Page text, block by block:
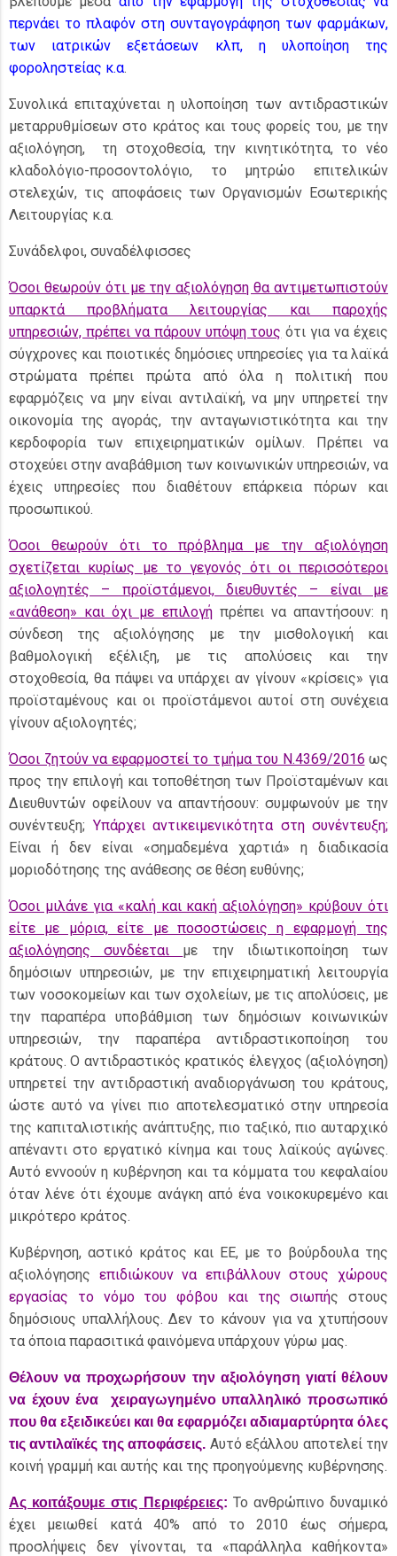
περνάει το πλαφόν στη συνταγογράφηση των φαρμάκων,
των ιατρικών εξετάσεων κλπ, η υλοποίηση της
φοροληστείας κ.α.
Συνολικά επιταχύνεται η υλοποίηση των αντιδραστικών
μεταρρυθμίσεων στο κράτος και τους φορείς του, με την
αξιολόγηση, τη στοχοθεσία, την κινητικότητα, το νέο
κλαδολόγιο-προσοντολόγιο, το μητρώο επιτελικών
στελεχών, τις αποφάσεις των Οργανισμών Εσωτερικής
Λειτουργίας κ.α.
Συνάδελφοι, συναδέλφισσες
Όσοι θεωρούν ότι με την αξιολόγηση θα αντιμετωπιστούν
υπαρκτά προβλήματα λειτουργίας και παροχής
υπηρεσιών, πρέπει να πάρουν υπόψη τους ότι για να έχεις
σύγχρονες και ποιοτικές δημόσιες υπηρεσίες για τα λαϊκά
στρώματα πρέπει πρώτα από όλα η πολιτική που
εφαρμόζεις να μην είναι αντιλαϊκή, να μην υπηρετεί την
οικονομία της αγοράς, την ανταγωνιστικότητα και την
κερδοφορία των επιχειρηματικών ομίλων. Πρέπει να
στοχεύει στην αναβάθμιση των κοινωνικών υπηρεσιών, να
έχεις υπηρεσίες που διαθέτουν επάρκεια πόρων και
προσωπικού.
Όσοι θεωρούν ότι το πρόβλημα με την αξιολόγηση
σχετίζεται κυρίως με το γεγονός ότι οι περισσότεροι
αξιολογητές – προϊστάμενοι, διευθυντές – είναι με
«ανάθεση» και όχι με επιλογήπρέπει να απαντήσουν: η
σύνδεση της αξιολόγησης με την μισθολογική και
βαθμολογική εξέλιξη, με τις απολύσεις και την
στοχοθεσία, θα πάψει να υπάρχει αν γίνουν «κρίσεις» για
προϊσταμένους και οι προϊστάμενοι αυτοί στη συνέχεια
γίνουν αξιολογητές;
Όσοι ζητούν να εφαρμοστεί το τμήμα του Ν.4369/2016 ως
προς την επιλογή και τοποθέτηση των Προϊσταμένων και
Διευθυντών οφείλουν να απαντήσουν: συμφωνούν με την
συνέντευξη; Υπάρχει αντικειμενικότητα στη συνέντευξη;
Είναι ή δεν είναι «σημαδεμένα χαρτιά» η διαδικασία
μοριοδότησης της ανάθεσης σε θέση ευθύνης;
Όσοι μιλάνε για «καλή και κακή αξιολόγηση» κρύβουν ότι
είτε με μόρια, είτε με ποσοστώσεις η εφαρμογή της
αξιολόγησης συνδέεται με την ιδιωτικοποίηση των
δημόσιων υπηρεσιών, με την επιχειρηματική λειτουργία
των νοσοκομείων και των σχολείων, με τις απολύσεις, με
την παραπέρα υποβάθμιση των δημόσιων κοινωνικών
υπηρεσιών, την παραπέρα αντιδραστικοποίηση του
κράτους. Ο αντιδραστικός κρατικός έλεγχος (αξιολόγηση)
υπηρετεί την αντιδραστική αναδιοργάνωση του κράτους,
ώστε αυτό να γίνει πιο αποτελεσματικό στην υπηρεσία
της καπιταλιστικής ανάπτυξης, πιο ταξικό, πιο αυταρχικό
απέναντι στο εργατικό κίνημα και τους λαϊκούς αγώνες.
Αυτό εννοούν η κυβέρνηση και τα κόμματα του κεφαλαίου
όταν λένε ότι έχουμε ανάγκη από ένα νοικοκυρεμένο και
μικρότερο κράτος.
Κυβέρνηση, αστικό κράτος και ΕΕ, με το βούρδουλα της
αξιολόγησης επιδιώκουν να επιβάλλουν στους χώρους
εργασίας το νόμο του φόβου και της σιωπής στους
δημόσιους υπαλλήλους. Δεν το κάνουν για να χτυπήσουν
τα όποια παρασιτικά φαινόμενα υπάρχουν γύρω μας.
Θέλουν να προχωρήσουν την αξιολόγηση γιατί θέλουν
να έχουν ένα χειραγωγημένο υπαλληλικό προσωπικό
που θα εξειδικεύει και θα εφαρμόζει αδιαμαρτύρητα όλες
τις αντιλαϊκές της αποφάσεις. Αυτό εξάλλου αποτελεί την
κοινή γραμμή και αυτής και της προηγούμενης κυβέρνησης.
Ας κοιτάξουμε στις Περιφέρειες: Το ανθρώπινο δυναμικό
έχει μειωθεί κατά 40% από το 2010 έως σήμερα,
προσλήψεις δεν γίνονται, τα «παράλληλα καθήκοντα»